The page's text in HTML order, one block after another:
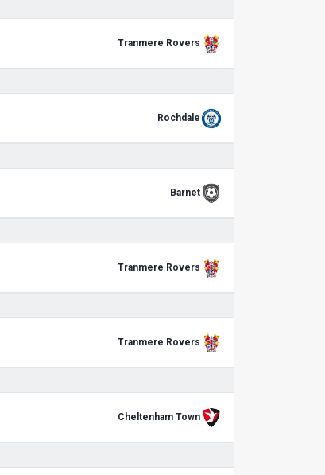
Tranmere Rovers
Rochdale
Barnet
Tranmere Rovers
Tranmere Rovers
Cheltenham Town